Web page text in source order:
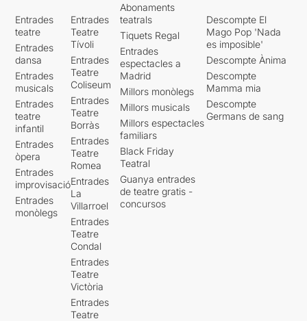
Entrades
teatre
Entrades
dansa
Entrades
musicals
Entrades
teatre
infantil
Entrades
òpera
Entrades
improvisació
Entrades
monòlegs
Entrades
Teatre
Tívoli
Entrades
Teatre
Coliseum
Entrades
Teatre
Borràs
Entrades
Teatre
Romea
Entrades
La
Villarroel
Entrades
Teatre
Condal
Entrades
Teatre
Victòria
Entrades
Teatre
Abonaments
teatrals
Tiquets Regal
Entrades
espectacles a
Madrid
Millors monòlegs
Millors musicals
Millors espectacles
familiars
Black Friday
Teatral
Guanya entrades
de teatre gratis -
concursos
Descompte El
Mago Pop 'Nada
es imposible'
Descompte Ànima
Descompte
Mamma mia
Descompte
Germans de sang